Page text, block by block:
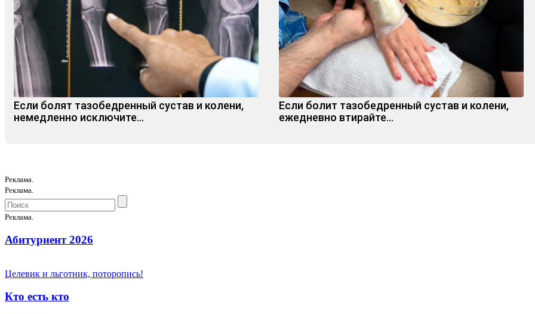
Если болят тазобедренный сустав и колени,
немедленно исключите...
Если болит тазобедренный сустав и колени,
ежедневно втирайте...
Реклама.
Реклама.
Реклама.
Абитуриент 2026
Целевик и льготник, поторопись!
Кто есть кто